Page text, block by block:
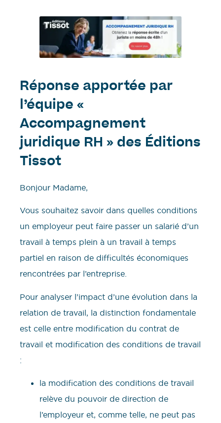
Réponse apportée par
l’équipe «
Accompagnement
juridique RH » des Éditions
Tissot
Bonjour Madame,
Vous souhaitez savoir dans quelles conditions
un employeur peut faire passer un salarié d’un
travail à temps plein à un travail à temps
partiel en raison de difficultés économiques
rencontrées par l’entreprise.
Pour analyser l’impact d’une évolution dans la
relation de travail, la distinction fondamentale
est celle entre modification du contrat de
travail et modification des conditions de travail
:
la modification des conditions de travail
relève du pouvoir de direction de
l’employeur et, comme telle, ne peut pas